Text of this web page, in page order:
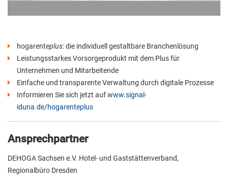
hogarenteplus: die individuell gestaltbare Branchenlösung
Leistungsstarkes Vorsorgeprodukt mit dem Plus für
Unternehmen und Mitarbeitende
Einfache und transparente Verwaltung durch digitale Prozesse
Informieren Sie sich jetzt aufwww.signal-
iduna.de/hogarenteplus
Ansprechpartner
DEHOGA Sachsen e.V. Hotel- und Gaststättenverband,
Regionalbüro Dresden